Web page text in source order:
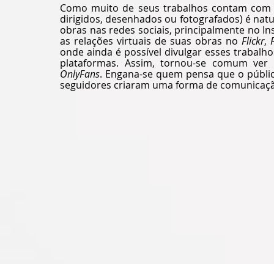
Como muito de seus trabalhos contam
dirigidos, desenhados ou fotografados) é
obras nas redes sociais, principalmente no
as relações virtuais de suas obras no Flickr,
onde ainda é possível divulgar esses
plataformas. Assim, tornou-se comum
OnlyFans. Engana-se quem pensa que o
seguidores criaram uma forma de